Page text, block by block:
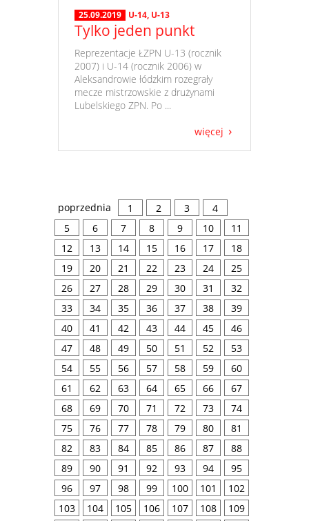
25.09.2019 U-14, U-13
Tylko jeden punkt
​ Reprezentacje ŁZPN U-13 (rocznik
2007) i U-14 (rocznik 2006) w
Aleksandrowie łódzkim rozegrały
mecze mistrzowskie z drużynami
Lubelskiego ZPN. Po ...
więcej
poprzednia 1 2 3
4
5
6 7 8 9 10
11
12
13 14 15 16 17
18
19
20 21 22 23 24
25
26
27 28 29 30 31
32
33
34 35 36 37 38
39
40
41 42 43 44 45
46
47
48 49 50 51 52
53
54
55 56 57 58 59
60
61
62 63 64 65 66
67
68
69 70 71 72 73
74
75
76 77 78 79 80
81
82
83 84 85 86 87
88
89
90 91 92 93 94
95
96
97 98 99 100 101
102
103
104 105 106 107 108
109